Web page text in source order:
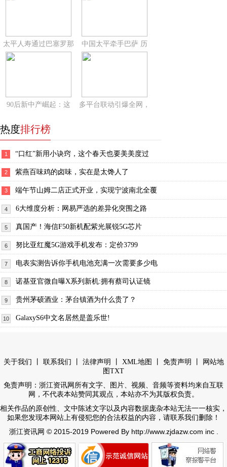
太平人寿通过巴塞罗那 中国太平牵手巴萨 历
90后新中产崛起：这 多平台联动引爆全网，
热度排行榜
1 “口红”新用小诀窍，这个春天也要美美度过
2 紫燕百味鸡的卤味，实在是太馋人了
3 端午节山姆二店正式开业，实现宁波南北全覆
4 6大维度分析：网易严选的差异化突围之路
5 真国产！海信F50新机配紫光展锐5G芯片
6 努比亚红魔5G游戏手机发布：定价3799
7 电表实测告诉你手机电池充满一次需要多少电
8 诺基亚官微自曝X系列新机:拥有蔡司认证镜
9 贵州茅硕酒业：茅台镇酒为什么贵了？
10 GalaxyS6中文名居然是盖乐世!
关于我们 联系我们 法律声明 XML地图 免责声明
网站地
图 TXT
免责声明：浙江资讯网所有文字、图片、视频、音频等资料均来自互联
网，不代表本站赞同其观点，本站亦不为其版权负责。
相关作品的原创性、文中陈述文字以及内容数据庞杂本站无法一一核实，
如果您发现本网站上有侵犯您的合法权益的内容，请联系我们删除！
浙江资讯网 © 2015-2019 Powered By http://www.zjdazw.com inc .